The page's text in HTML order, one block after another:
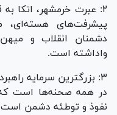
۲: عبرت خرمشهر، اتکا
پیشرفت‌های هسته‌ای،
دشمنان انقلاب و
واداشته است.
۳: بزرگترین سرمایه
در همه صحنه‌ها است که
نفوذ و توطئه دشمن